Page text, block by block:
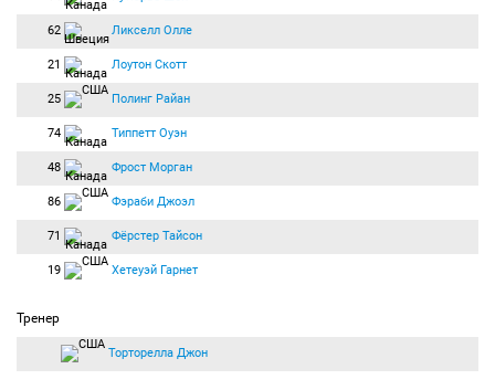
62 Ликселл Олле
21 Лоутон Скотт
25 Полинг Райан
74 Типпетт Оуэн
48 Фрост Морган
86 Фэраби Джоэл
71 Фёрстер Тайсон
19 Хетеуэй Гарнет
Тренер
Торторелла Джон